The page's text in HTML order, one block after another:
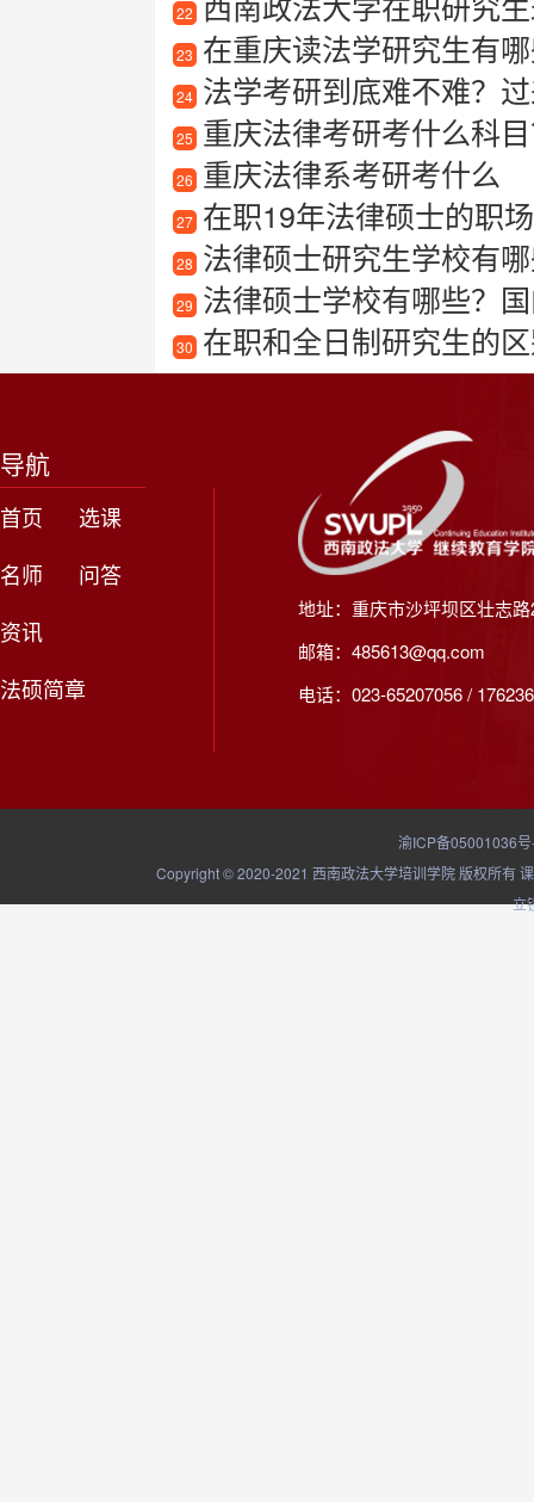
22
23 在重庆读法学研究生有
24 法学考研到底难不难？
25 重庆法律考研考什么科
26 重庆法律系考研考什么
27 在职19年法律硕士的职场心
28 法律硕士研究生学校有哪
29 法律硕士学校有哪些？
30 在职和全日制研究生的
导航
首页
选课
名师
问答
资讯
法硕简章
地址：重庆市沙坪坝区壮志
邮箱：485613@qq.com
电话：023-65207056 /
渝ICP备05001036
Copyright © 2020-2021 西南政法大学培训学院 版权所有
立